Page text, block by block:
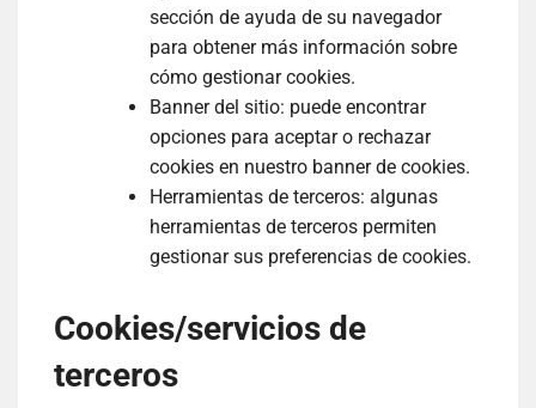
sección de ayuda de su navegador
para obtener más información sobre
cómo gestionar cookies.
Banner del sitio: puede encontrar
opciones para aceptar o rechazar
cookies en nuestro banner de cookies.
Herramientas de terceros: algunas
herramientas de terceros permiten
gestionar sus preferencias de cookies.
Cookies/servicios de
terceros